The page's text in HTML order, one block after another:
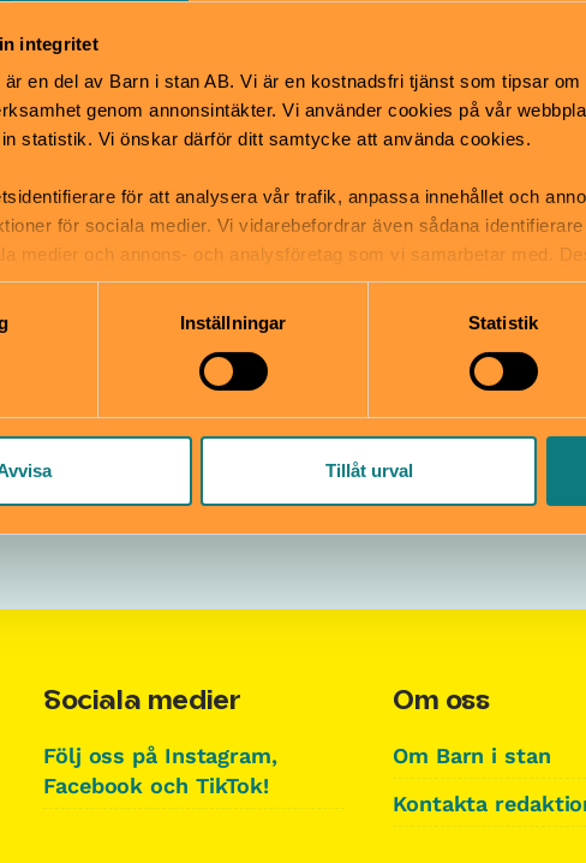
integritet
är en del av Barn i stan AB. Vi är en kostnadsfri tjänst som tipsar
genom annonsintäkter. Vi använder cookies på vår
statistik. Vi önskar därför ditt samtycke att använda cookies.
för att analysera vår trafik, anpassa innehållet och
för sociala medier. Vi vidarebefordrar även sådana
medier och annons- och analysföretag som vi samarbetar med.
annan information som du har tillhandahållit eller som de har
Inställningar Statistik
Tillåt urval
Fler jultips
Ta
Sociala medier
Följ oss på Instagram,
Facebook och TikTok!
Om oss
Om Barn i stan
Kontakta